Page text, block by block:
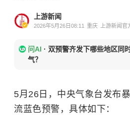
上游新闻
2026年5月26日08:11 重庆 上游新闻官
问AI · 双预警齐发下哪些地区同
气？
5月26日，中央气象台发布
流蓝色预警，具体如下：